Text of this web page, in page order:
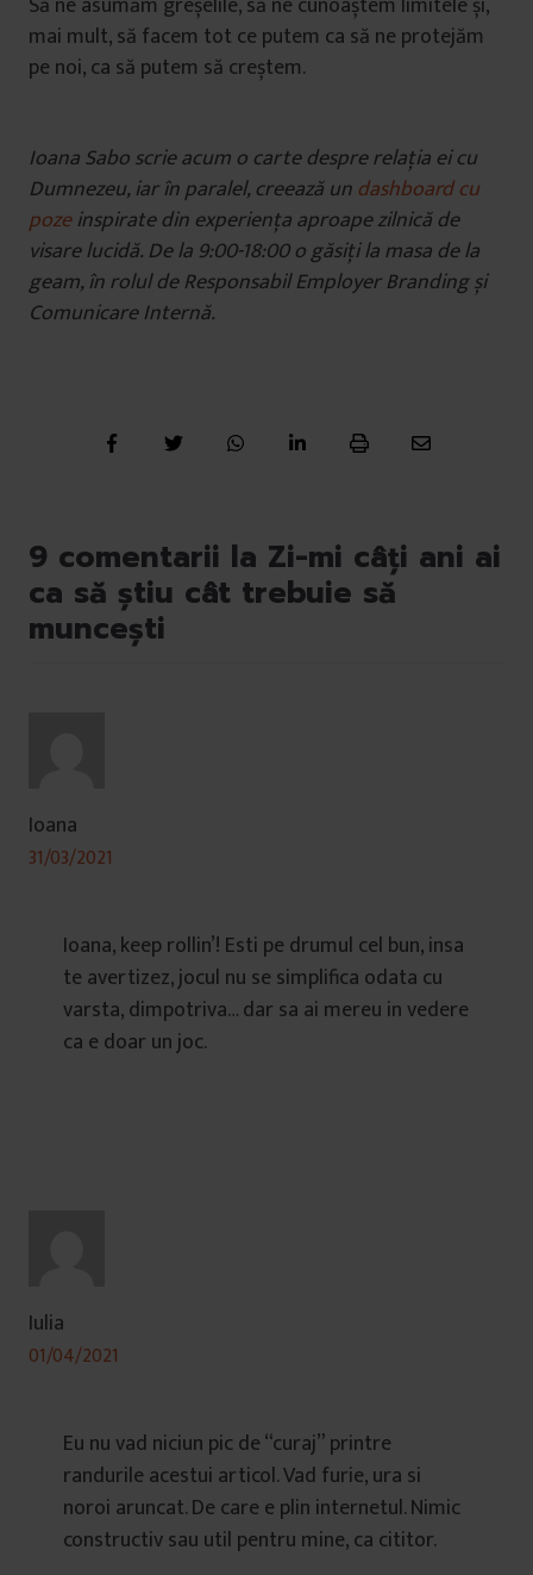
mai mult, să facem tot ce putem ca să ne protejăm
pe noi, ca să putem să creștem.
Ioana Sabo scrie acum o carte despre relația ei cu
Dumnezeu, iar în paralel, creează un dashboard cu
pozeinspirate din experiența aproape zilnică de
visare lucidă. De la 9:00-18:00 o găsiți la masa de la
geam, în rolul de Responsabil Employer Branding și
Comunicare Internă.
9 comentarii la Zi-mi câți ani ai
ca să știu cât trebuie să
muncești
Ioana
31/03/2021
Ioana, keep rollin’! Esti pe drumul cel bun, insa
te avertizez, jocul nu se simplifica odata cu
varsta, dimpotriva… dar sa ai mereu in vedere
ca e doar un joc.
Iulia
01/04/2021
Eu nu vad niciun pic de “curaj” printre
randurile acestui articol. Vad furie, ura si
noroi aruncat. De care e plin internetul. Nimic
constructiv sau util pentru mine, ca cititor.